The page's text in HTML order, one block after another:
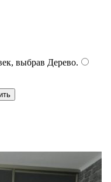
выбрав Дерево.